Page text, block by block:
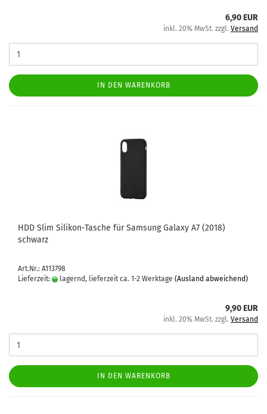
6,90 EUR
inkl. 20% MwSt. zzgl. Versand
IN DEN WARENKORB
HDD Slim Silikon-​​Ta­sche für Sam­sung Ga­la­xy A7 (2018)
schwarz
Art.Nr.: A113798
Lieferzeit:
lagernd, lieferzeit ca. 1-2 Werktage (Ausland abweichend)
9,90 EUR
inkl. 20% MwSt. zzgl. Versand
IN DEN WARENKORB